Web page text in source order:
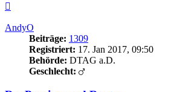
AndyO
Beiträge: 1309
Registriert: 17. Jan 2017, 09:50
Behörde: DTAG a.D.
Geschlecht: